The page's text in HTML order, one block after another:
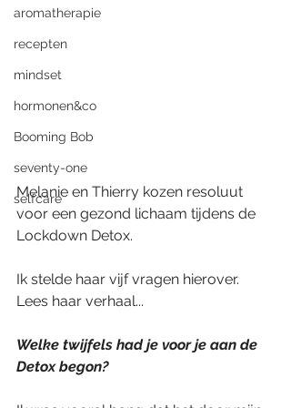
aromatherapie
recepten
mindset
hormonen&co
Booming Bob
seventy-one
selfcare
Melanie en Thierry kozen resoluut
voor een gezond lichaam tijdens de
Lockdown Detox.
Ik stelde haar vijf vragen hierover.
Lees haar verhaal...
Welke twijfels had je voor je aan de
Detox begon?